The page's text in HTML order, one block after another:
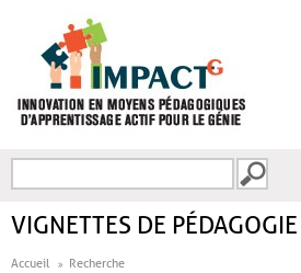
FORMULAIRE DE
VIGNETTES DE
Accueil Recherche